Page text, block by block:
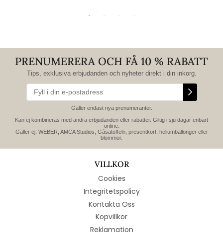
PRENUMERERA OCH FÅ 10 % RABATT
Tips, exklusiva erbjudanden och nyheter direkt i din inkorg.
Gäller endast nya prenumeranter.
Kan ej kombineras med andra erbjudanden eller rabatter. Giltig i sju dagar enbart
online.
Gäller ej: WEBER, AMCA Studios, Gåsatoffeln, presentkort, heliumballonger eller
blommor.
VILLKOR
Cookies
Integritetspolicy
Kontakta Oss
Köpvillkor
Reklamation